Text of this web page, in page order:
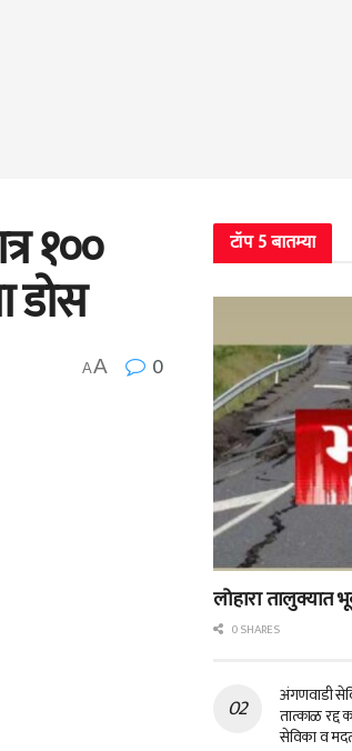
१००
डोस
AA 0
टॉप 5 बातम्या
लोहारा तालुक्यात
0 SHARES
अंगणवाडी
तात्काळ रद्द
सेविका व